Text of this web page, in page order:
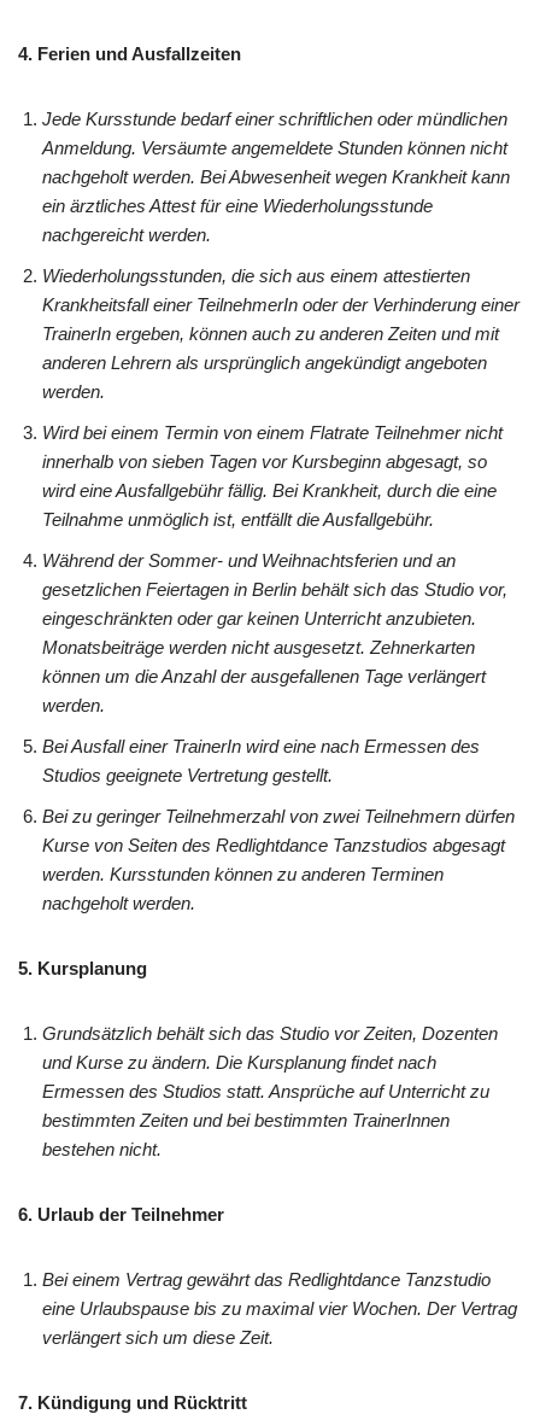
4. Ferien und Ausfallzeiten
Jede Kursstunde bedarf einer schriftlichen oder mündlichen
Anmeldung. Versäumte angemeldete Stunden können nicht
nachgeholt werden. Bei Abwesenheit wegen Krankheit kann
ein ärztliches Attest für eine Wiederholungsstunde
nachgereicht werden.
Wiederholungsstunden, die sich aus einem attestierten
Krankheitsfall einer TeilnehmerIn oder der Verhinderung einer
TrainerIn ergeben, können auch zu anderen Zeiten und mit
anderen Lehrern als ursprünglich angekündigt angeboten
werden.
Wird bei einem Termin von einem Flatrate Teilnehmer nicht
innerhalb von sieben Tagen vor Kursbeginn abgesagt, so
wird eine Ausfallgebühr fällig. Bei Krankheit, durch die eine
Teilnahme unmöglich ist, entfällt die Ausfallgebühr.
Während der Sommer- und Weihnachtsferien und an
gesetzlichen Feiertagen in Berlin behält sich das Studio vor,
eingeschränkten oder gar keinen Unterricht anzubieten.
Monatsbeiträge werden nicht ausgesetzt. Zehnerkarten
können um die Anzahl der ausgefallenen Tage verlängert
werden.
Bei Ausfall einer TrainerIn wird eine nach Ermessen des
Studios geeignete Vertretung gestellt.
Bei zu geringer Teilnehmerzahl von zwei Teilnehmern dürfen
Kurse von Seiten des Redlightdance Tanzstudios abgesagt
werden. Kursstunden können zu anderen Terminen
nachgeholt werden.
5. Kursplanung
Grundsätzlich behält sich das Studio vor Zeiten, Dozenten
und Kurse zu ändern. Die Kursplanung findet nach
Ermessen des Studios statt. Ansprüche auf Unterricht zu
bestimmten Zeiten und bei bestimmten TrainerInnen
bestehen nicht.
6. Urlaub der Teilnehmer
Bei einem Vertrag gewährt das Redlightdance Tanzstudio
eine Urlaubspause bis zu maximal vier Wochen. Der Vertrag
verlängert sich um diese Zeit.
7. Kündigung und Rücktritt